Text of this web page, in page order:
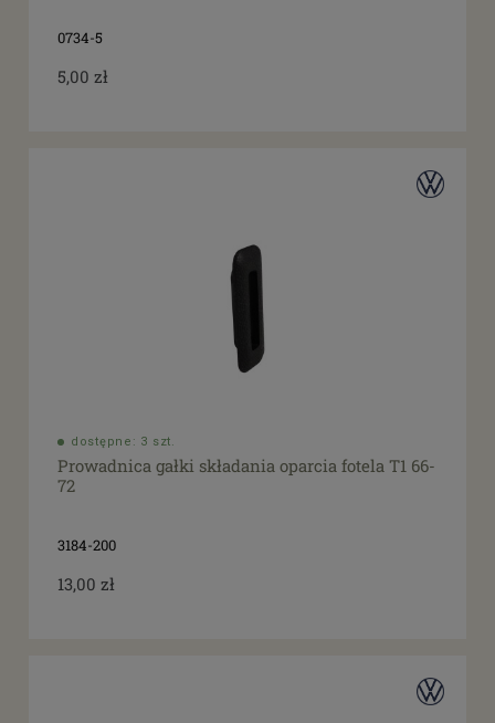
0734-5
5,00 zł
dostępne: 3 szt.
Prowadnica gałki składania oparcia fotela T1 66-
72
3184-200
13,00 zł